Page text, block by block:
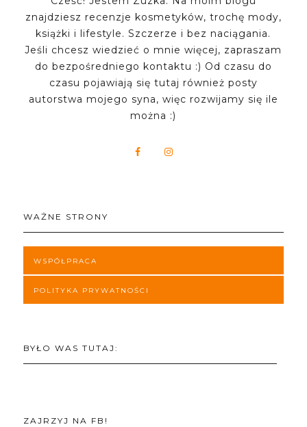
znajdziesz recenzje kosmetyków, trochę mody,
książki i lifestyle. Szczerze i bez naciągania.
Jeśli chcesz wiedzieć o mnie więcej, zapraszam
do bezpośredniego kontaktu :) Od czasu do
czasu pojawiają się tutaj również posty
autorstwa mojego syna, więc rozwijamy się ile
można :)
WAŻNE STRONY
WSPÓŁPRACA
POLITYKA PRYWATNOŚCI
BYŁO WAS TUTAJ:
ZAJRZYJ NA FB!